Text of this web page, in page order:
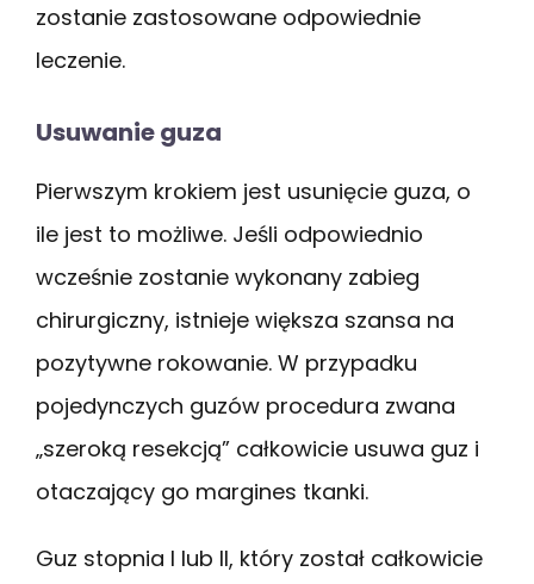
zostanie zastosowane odpowiednie
leczenie.
Usuwanie guza
Pierwszym krokiem jest usunięcie guza, o
ile jest to możliwe. Jeśli odpowiednio
wcześnie zostanie wykonany zabieg
chirurgiczny, istnieje większa szansa na
pozytywne rokowanie. W przypadku
pojedynczych guzów procedura zwana
„szeroką resekcją” całkowicie usuwa guz i
otaczający go margines tkanki.
Guz stopnia I lub II, który został całkowicie